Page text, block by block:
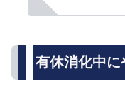
有休消化中